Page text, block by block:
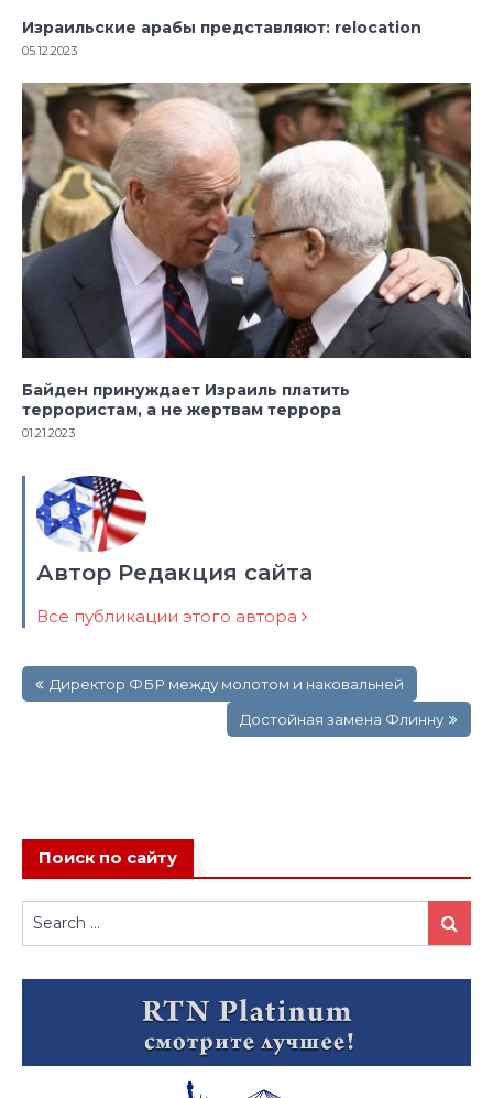
Израильские арабы представляют: relocation
05.12.2023
Байден принуждает Израиль платить
террористам, а не жертвам террора
01.21.2023
Автор Редакция сайта
Все публикации этого автора
поДиректор ФБР между молотом и наковальней
Достойная замена Флинну
Поиск по сайту
Search
for:
Search